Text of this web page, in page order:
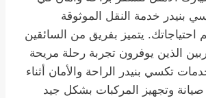
بنيدر خدمة النقل الموثوقة
احتياجاتك. يتميز بفريق من السائقين
الذين يوفرون تجربة رحلة مريحة
تكسي بنيدر الراحة والأمان أثناء
صيانة وتجهيز المركبات بشكل جيد